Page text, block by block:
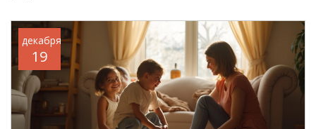
декабря
19